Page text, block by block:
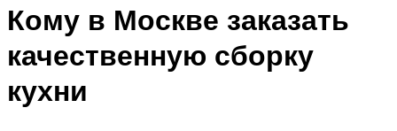
Кому в Москве заказать
качественную сборку
кухни